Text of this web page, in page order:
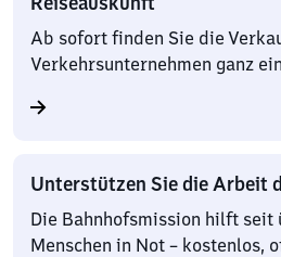
Ab sofort finden Sie die
Verkehrsunternehmen ganz
Unterstützen Sie die Arbeit
Die Bahnhofsmission hilft seit
Menschen in Not – kostenlos,